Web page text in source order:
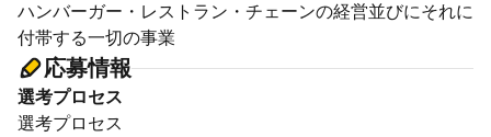
ハンバーガー・レストラン・チェーンの経営並びにそれに
付帯する一切の事業
応募情報
選考プロセス
選考プロセス